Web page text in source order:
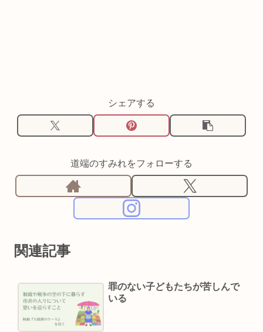
シェアする
道端のすみれをフォローする
関連記事
罪のない子どもたちが苦しんで
いる